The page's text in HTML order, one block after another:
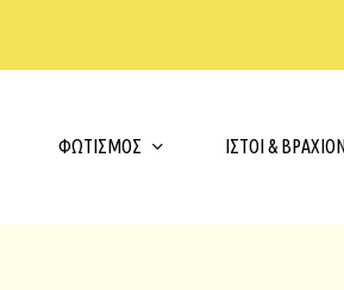
ΦΩΤΙΣΜΟΣ ΙΣΤΟΙ &